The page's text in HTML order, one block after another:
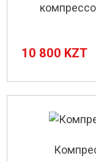
10 800 KZT